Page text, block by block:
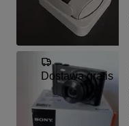
Dostawa gratis